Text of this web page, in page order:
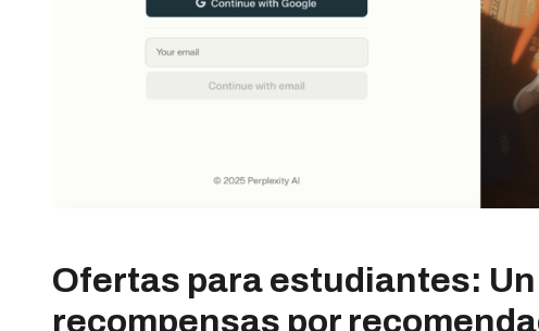
Ofertas para estudiantes:
recompensas por